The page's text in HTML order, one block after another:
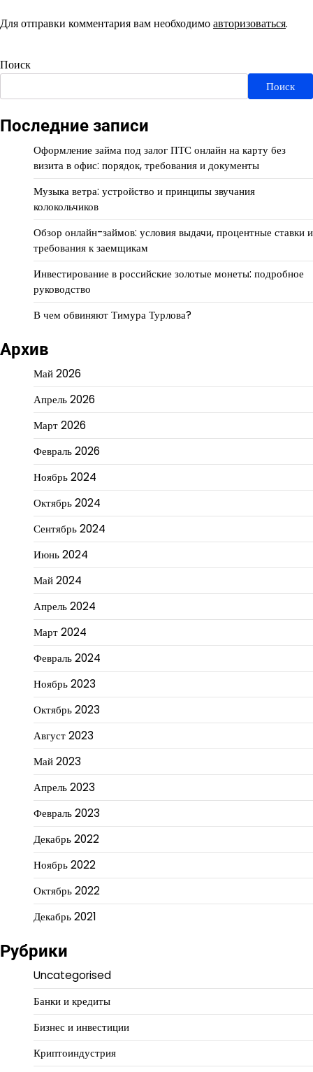
Для отправки комментария вам необходимоавторизоваться.
Поиск
Поиск
Последние записи
Оформление займа под залог ПТС онлайн на карту без
визита в офис: порядок, требования и документы
Музыка ветра: устройство и принципы звучания
колокольчиков
Обзор онлайн-займов: условия выдачи, процентные ставки и
требования к заемщикам
Инвестирование в российские золотые монеты: подробное
руководство
В чем обвиняют Тимура Турлова?
Архив
Май 2026
Апрель 2026
Март 2026
Февраль 2026
Ноябрь 2024
Октябрь 2024
Сентябрь 2024
Июнь 2024
Май 2024
Апрель 2024
Март 2024
Февраль 2024
Ноябрь 2023
Октябрь 2023
Август 2023
Май 2023
Апрель 2023
Февраль 2023
Декабрь 2022
Ноябрь 2022
Октябрь 2022
Декабрь 2021
Рубрики
Uncategorised
Банки и кредиты
Бизнес и инвестиции
Криптоиндустрия